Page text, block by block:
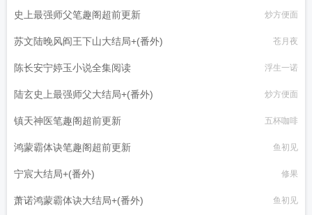
史上最强师父笔趣阁超前更新 炒方便面
苏文陆晚风阎王下山大结局+(番外) 苍月夜
陈长安宁婷玉小说全集阅读 浮生一诺
陆玄史上最强师父大结局+(番外) 炒方便面
镇天神医笔趣阁超前更新 五杯咖啡
鸿蒙霸体诀笔趣阁超前更新 鱼初见
宁宸大结局+(番外) 修果
萧诺鸿蒙霸体诀大结局+(番外) 鱼初见